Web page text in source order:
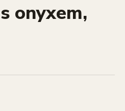
onyxem,